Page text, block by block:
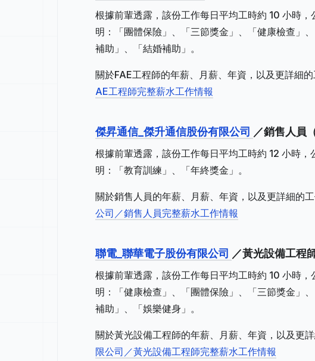
根據前輩透露，該份工作每日平均工時約 10 小時
明：「團體保險」、「三節獎金」、「健康檢查」
補助」、「結婚補助」。
關於FAE工程師的年薪、月薪、年資，以及更詳細
AE工程師完整薪水工作情報
傑昇通信_傑升通信股份有限公司 ／銷售人員
根據前輩透露，該份工作每日平均工時約 12 小時
明：「教育訓練」、「年終獎金」。
關於銷售人員的年薪、月薪、年資，以及更詳細的
公司／銷售人員完整薪水工作情報
聯電_聯華電子股份有限公司 ／黃光設備工程
根據前輩透露，該份工作每日平均工時約 10 小時
明：「健康檢查」、「團體保險」、「三節獎金」
補助」、「娛樂健身」。
關於黃光設備工程師的年薪、月薪、年資，以及更
限公司／黃光設備工程師完整薪水工作情報